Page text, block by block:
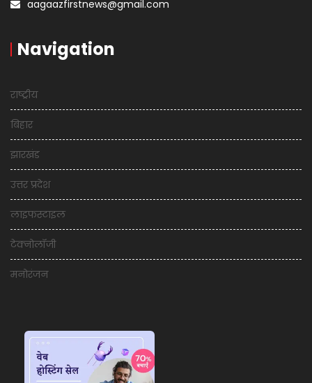
aagaazfirstnews@gmail.com
Navigation
राष्ट्रीय
बिहार
झारखंड
उत्तर प्रदेश
लाइफस्टाइल
टेक्नोलॉजी
मनोरंजन